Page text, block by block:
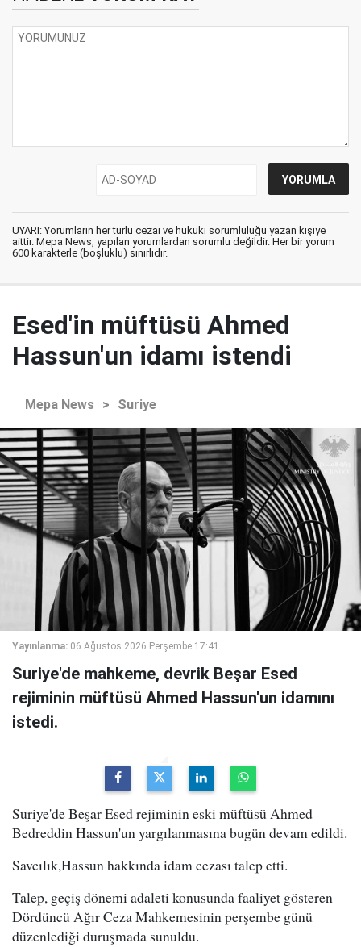
UYARI: Yorumların her türlü cezai ve hukuki sorumluluğu yazan kişiye
aittir. Mepa News, yapılan yorumlardan sorumlu değildir. Her bir yorum
600 karakterle (boşluklu) sınırlıdır.
Esed'in müftüsü Ahmed
Hassun'un idamı istendi
Mepa News > Suriye
Yayınlanma: 06 Ağustos 2026 Perşembe 17:41
Suriye'de mahkeme, devrik Beşar Esed
rejiminin müftüsü Ahmed Hassun'un idamını
istedi.
Suriye'de Beşar Esed rejiminin eski müftüsü Ahmed
Bedreddin Hassun'un yargılanmasına bugün devam edildi.
Savcılık,Hassun hakkında idam cezası talep etti.
Talep, geçiş dönemi adaleti konusunda faaliyet gösteren
Dördüncü Ağır Ceza Mahkemesinin perşembe günü
düzenlediği duruşmada sunuldu.